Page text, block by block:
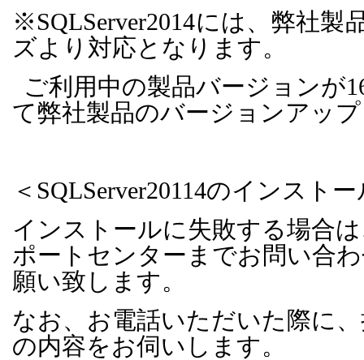
※SQLServer2014には、弊社製
ズより対応となります。
ご利用中の製品バージョンが
て弊社製品のバージョンアッ
＜ SQLServer20114のインスト
インストールに失敗する場合
ポートセンターまでお問い合
願い致します。
なお、お電話いただいた際に
の内容をお伺いします。